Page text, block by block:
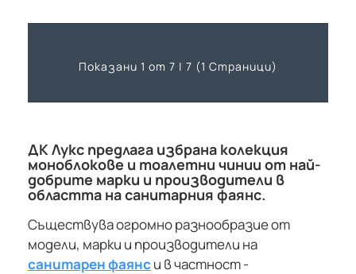
ДК Лукс предлага избрана колекция
моноблокове и тоалетни чинии от най-
добрите марки и производители в
областта на санитарния фаянс.
Съществува огромно разнообразие от
модели, марки и производители на
санитарен фаянс и в частност -
Показани 1 от 7 | 7 (1 Страници)